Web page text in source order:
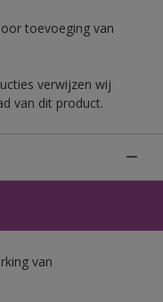
toevoeging van
verwijzen wij
van dit product.
van